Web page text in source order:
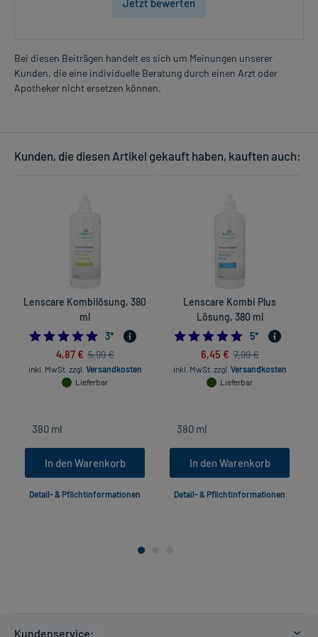
Jetzt bewerten
Bei diesen Beiträgen handelt es sich um Meinungen unserer
Kunden, die eine individuelle Beratung durch einen Arzt oder
Apotheker nicht ersetzen können.
Kunden, die diesen Artikel gekauft haben, kauften auch:
Lenscare Kombilösung, 380
ml
5.0
3*
4,87 € 5,99 €
inkl. MwSt. zzgl. Versandkosten
Lieferbar
In den Warenkorb
Detail- & Pflichtinformationen
Lenscare Kombi Plus
Lösung, 380 ml
5.0
5*
6,45 € 7,99 €
inkl. MwSt. zzgl. Versandkosten
Lieferbar
In den Warenkorb
Detail- & Pflichtinformationen
Kundenservice: